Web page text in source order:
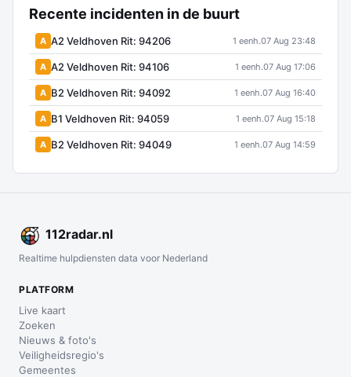
Recente incidenten in de buurt
A A2 Veldhoven Rit: 94206 1 eenh.07 Aug 23:48
A A2 Veldhoven Rit: 94106 1 eenh.07 Aug 17:06
A B2 Veldhoven Rit: 94092 1 eenh.07 Aug 16:40
A B1 Veldhoven Rit: 94059 1 eenh.07 Aug 15:18
A B2 Veldhoven Rit: 94049 1 eenh.07 Aug 14:59
112radar.nl
Realtime hulpdiensten data voor Nederland
PLATFORM
Live kaart
Zoeken
Nieuws & foto's
Veiligheidsregio's
Gemeentes